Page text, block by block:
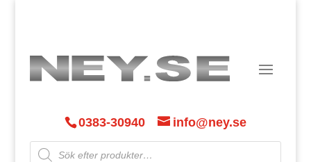
0383-30940 info@ney.se
Products
search